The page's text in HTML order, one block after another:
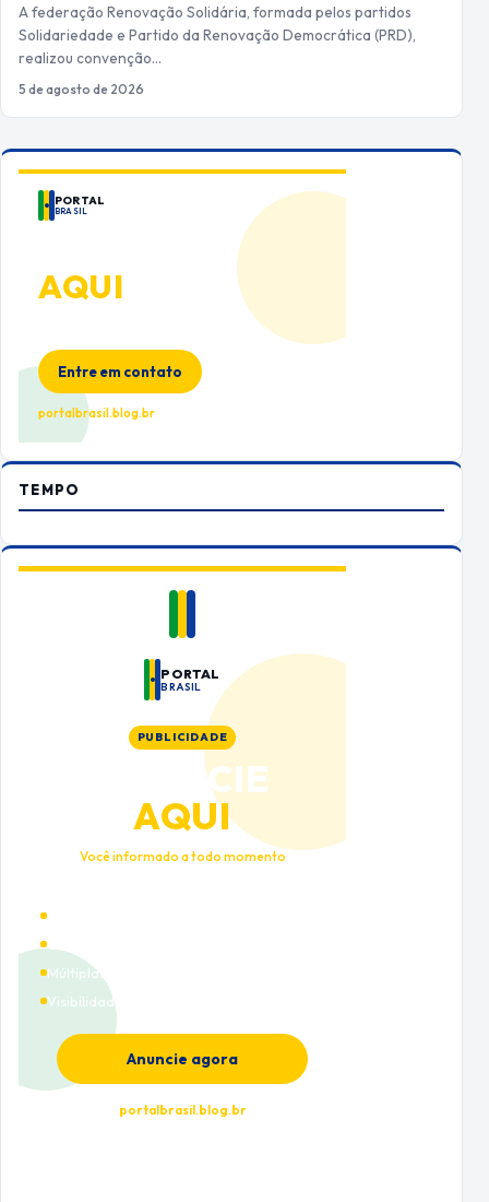
A federação Renovação Solidária, formada pelos partidos
Solidariedade e Partido da Renovação Democrática (PRD),
realizou convenção…
5 de agosto de 2026
PORTAL
BRASIL
AQUI
Entre em contato
portalbrasil.blog.br
TEMPO
PORTAL
BRASIL
PUBLICIDADE
ANUNCIE
AQUI
Você informado a todo momento
Cobertura nacional
Múltiplas categorias
Visibilidade premium
Anuncie agora
portalbrasil.blog.br